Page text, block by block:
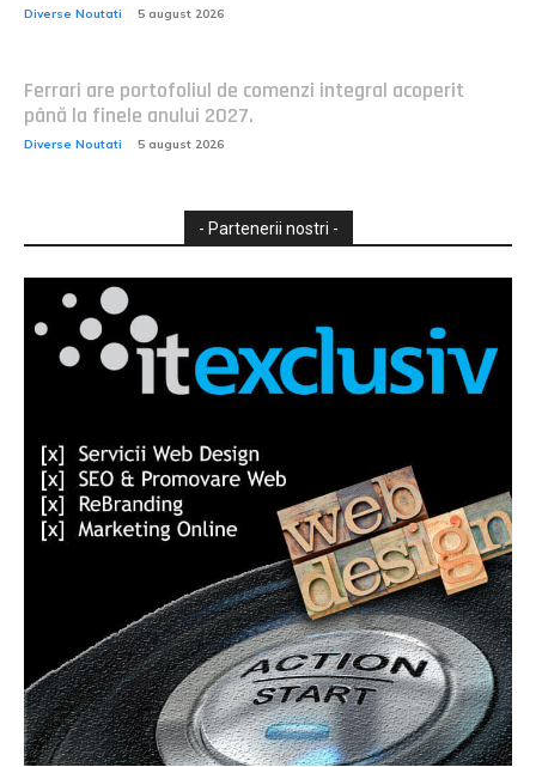
Diverse Noutati 5 august 2026
Ferrari are portofoliul de comenzi integral acoperit
până la finele anului 2027.
Diverse Noutati 5 august 2026
- Partenerii nostri -